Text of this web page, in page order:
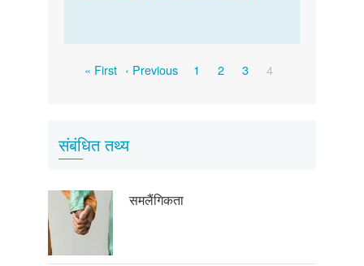
Pagination
First
« First Previous
‹ Previous Page
1 Page
2 Page
3
Current
4
संबंधित तथ्य
समलैंगिकता